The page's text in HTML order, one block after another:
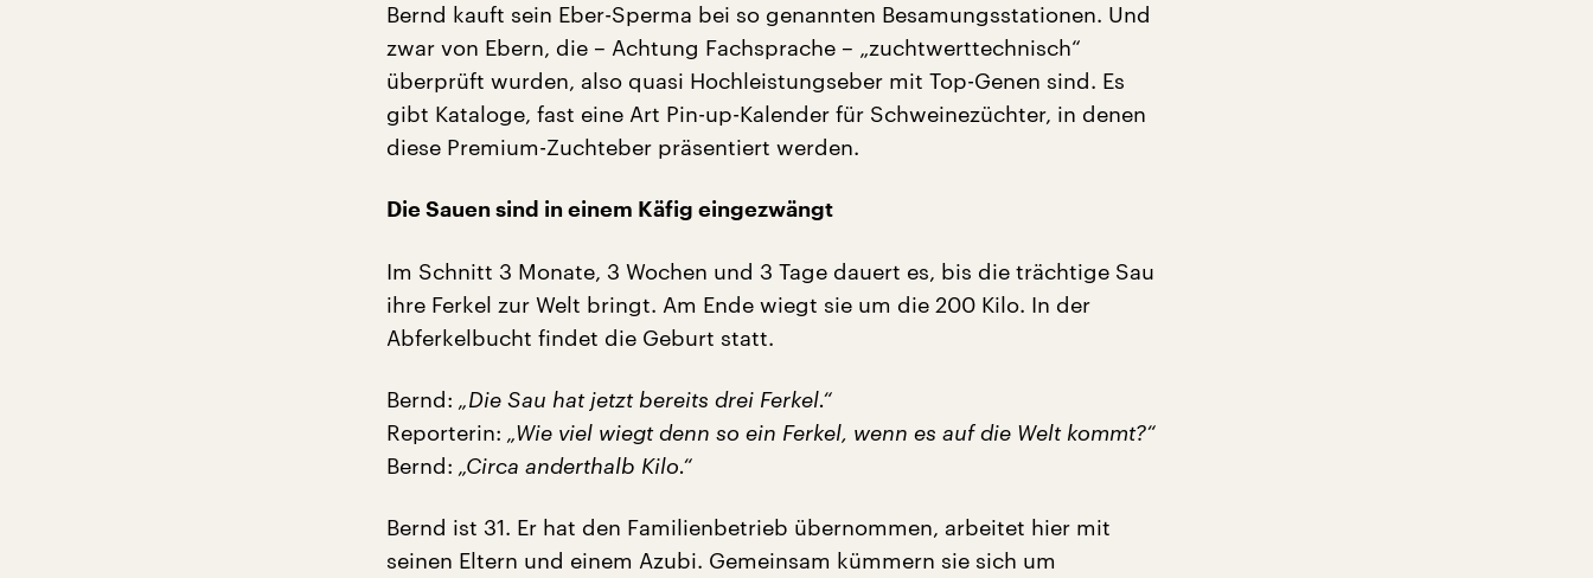
Bernd kauft sein Eber-Sperma bei so genannten Besamungsstationen. Und
zwar von Ebern, die – Achtung Fachsprache – „zuchtwerttechnisch“
überprüft wurden, also quasi Hochleistungseber mit Top-Genen sind. Es
gibt Kataloge, fast eine Art Pin-up-Kalender für Schweinezüchter, in denen
diese Premium-Zuchteber präsentiert werden.
Die Sauen sind in einem Käfig eingezwängt
Im Schnitt 3 Monate, 3 Wochen und 3 Tage dauert es, bis die trächtige Sau
ihre Ferkel zur Welt bringt. Am Ende wiegt sie um die 200 Kilo. In der
Abferkelbucht findet die Geburt statt.
Bernd: „Die Sau hat jetzt bereits drei Ferkel.“
Reporterin: „Wie viel wiegt denn so ein Ferkel, wenn es auf die Welt kommt?“
Bernd: „Circa anderthalb Kilo.“
Bernd ist 31. Er hat den Familienbetrieb übernommen, arbeitet hier mit
seinen Eltern und einem Azubi. Gemeinsam kümmern sie sich um